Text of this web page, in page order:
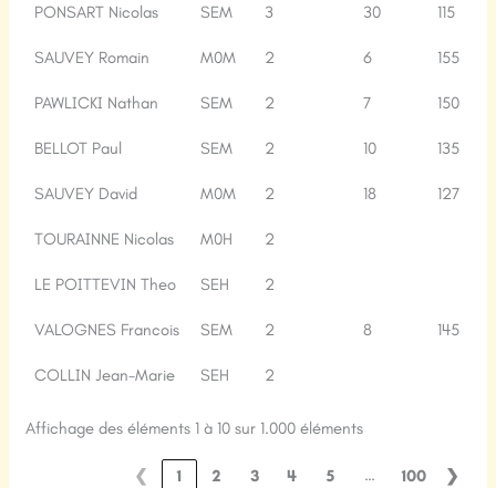
PONSART Nicolas SEM 3 30 115
SAUVEY Romain M0M 2 6 155
PAWLICKI Nathan SEM 2 7 150
BELLOT Paul SEM 2 10 135
SAUVEY David M0M 2 18 127
TOURAINNE Nicolas M0H 2
LE POITTEVIN Theo SEH 2
VALOGNES Francois SEM 2 8 145
COLLIN Jean-Marie SEH 2
Affichage des éléments 1 à 10 sur 1.000 éléments
❮ 1 2 3 4 5 … 100 ❯